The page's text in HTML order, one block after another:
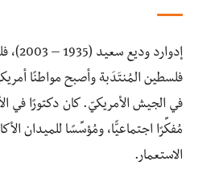
فلسطين المُنتَدَبة وأصبح مواطنًا
في الجيش الأمريكيّ. كان دكتورًا في
مُفكِّرًا اجتماعيًّا، ومُؤسِّسًا للميدان
الاستعمار.